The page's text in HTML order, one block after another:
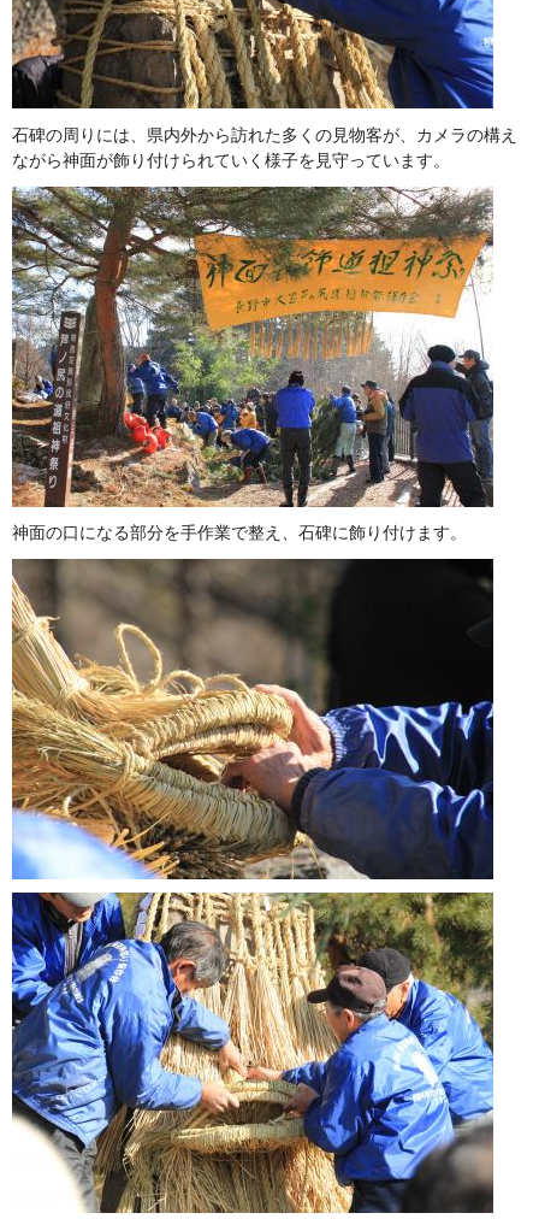
石碑の周りには、県内外から訪れた多くの見物客が、カメラの構え
ながら神面が飾り付けられていく様子を見守っています。
神面の口になる部分を手作業で整え、石碑に飾り付けます。